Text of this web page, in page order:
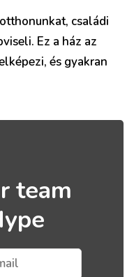
családi
Ez a ház az
és gyakran
team